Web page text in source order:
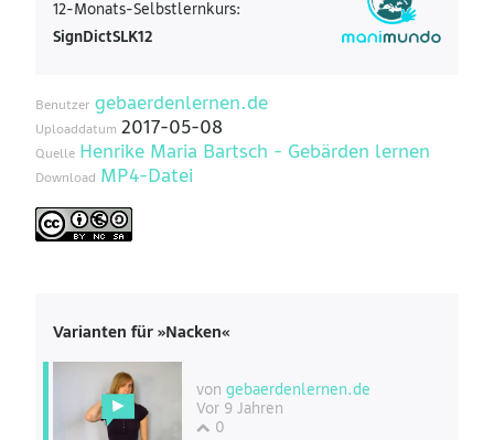
12-Monats-Selbstlernkurs:
SignDictSLK12
Benutzer gebaerdenlernen.de
Uploaddatum2017-05-08
Quelle Henrike Maria Bartsch - Gebärden lernen
Download MP4-Datei
Varianten für »Nacken«
vongebaerdenlernen.de
Vor 9 Jahren
0